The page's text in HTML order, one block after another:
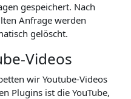
gespeichert. Nach
Anfrage werden
gelöscht.
Videos
wir Youtube-Videos
Plugins ist die YouTube,